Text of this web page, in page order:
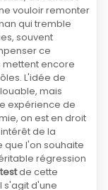
vouloir remonter
qui tremble
souvent
ce
mettent encore
L'idée de
mais
expérience de
on est en droit
de la
que l'on souhaite
régression
testde cette
s'agit d'une